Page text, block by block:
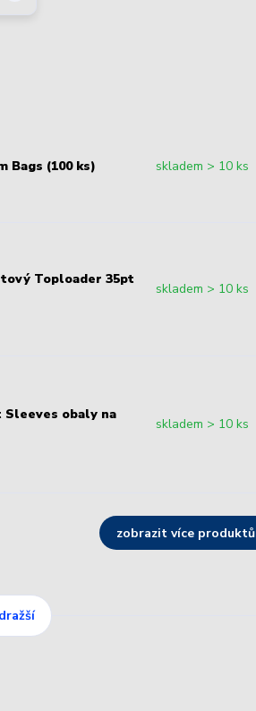
Bags (100 ks) skladem > 10 ks
Toploader 35pt
skladem > 10 ks
obaly na
skladem > 10 ks
zobrazit více produktů